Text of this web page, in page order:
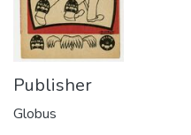
Publisher
Globus